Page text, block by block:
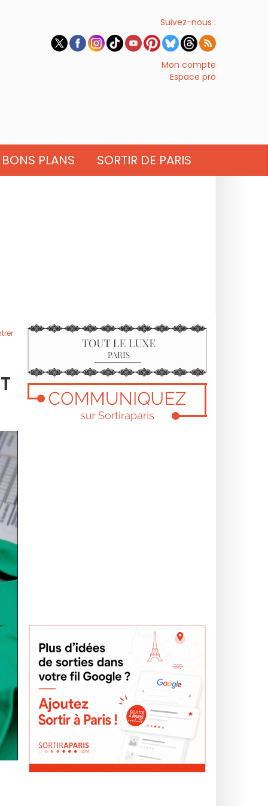
Suivez-nous :
Mon compte
Espace pro
BONS PLANS SORTIR DE PARIS